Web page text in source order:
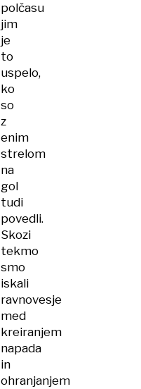
polčasu
jim
je
to
uspelo,
ko
so
z
enim
strelom
na
gol
tudi
povedli.
Skozi
tekmo
smo
iskali
ravnovesje
med
kreiranjem
napada
in
ohranjanjem